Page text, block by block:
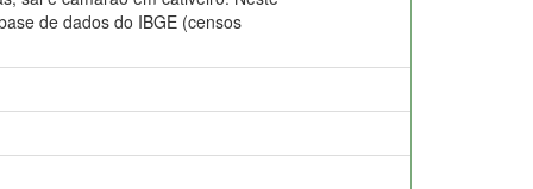
de dados do IBGE (censos